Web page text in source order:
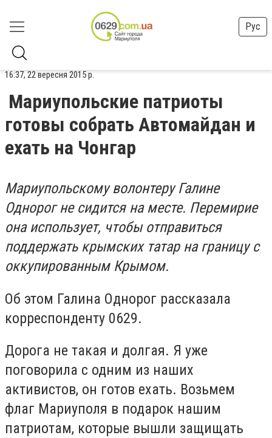
Рус
16:37, 22 вересня 2015 р.
Мариупольские патриоты
готовы собрать Автомайдан и
ехать на Чонгар
Мариупольскому волонтеру Галине
Однорог не сидится на месте. Перемирие
она использует, чтобы отправиться
поддержать крымских татар на границу с
оккупированным Крымом.
Об этом Галина Однорог рассказала
корреспонденту 0629.
Дорога не такая и долгая. Я уже
поговорила с одним из наших
активистов, он готов ехать. Возьмем
флаг Мариуполя в подарок нашим
патриотам, которые вышли защищать